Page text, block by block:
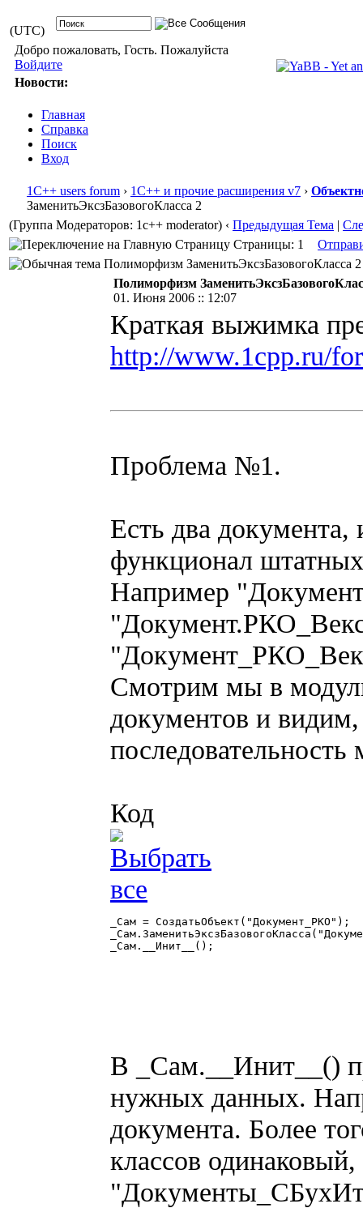
(UTC)
Добро пожаловать, Гость. Пожалуйста
Войдите
Новости:
Главная
Справка
Поиск
Вход
1С++ users forum › 1С++ и прочие расширения v7 ›
ЗаменитьЭксзБазовогоКласса 2
(Группа Модераторов: 1c++ moderator) ‹ Предыдущая Тема |
Страницы: 1
Полиморфизм ЗаменитьЭксзБазовогоКласса
Полиморфизм
01. Июня 2006 :: 12:07
Краткая выжимка
http://www.1cpp.ru/
Проблема №1.
Есть два
функционал
Например
Смотрим мы в
документов и видим,
последовательность
Код
_Сам = СоздатьОбъект("Документ_РКО");
_Сам.__Инит__();
В _Сам.__Инит__()
нужных данных.
документа. Более
классов одинаковый,